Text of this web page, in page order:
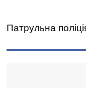
Патрульна